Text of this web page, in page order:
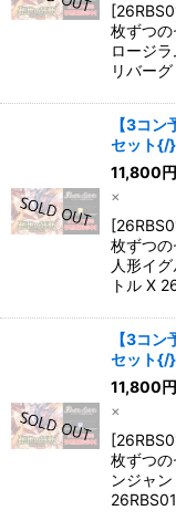
枚ずつ
ロージ
リバー
【3コ
セット{/}
11,800 円
×
枚ずつ
人形イ
トル X
【3コ
セット{/}
11,800 円
×
枚ずつ
ンジャ